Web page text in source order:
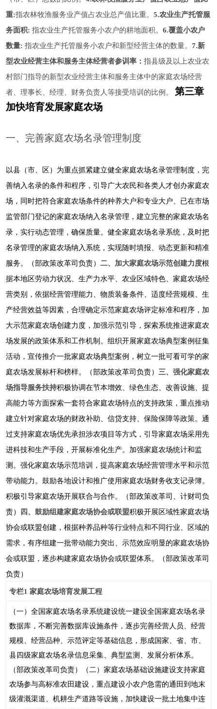
重:指农林牧渔服务业产值占农业总产值比重。 5.农业生产托管服
务面积: 指农业生产托管服务小农户的耕地面积。 6.覆盖小农户
数量: 指农业生产托管服务小农户和新型经营主体的数量。 7.新
型农业经营主体和服务主体经营者参训率： 指县级及以上农业农
村部门指导的新型农业经营主体和服务主体中的家庭农场经营
者、理事长、经理、财务负责人等接受培训的比例。
第三章
加快培育发展家庭农场
一、完善家庭农场名录管理制度
以县（市、区）为重点抓紧建立健全家庭农场名录管理制度，完
善纳入名录的条件和程序，引导广大农民和各类人才创办家庭农
场，同时把符合家庭农场条件的种养大户和专业大户、已在市场
监管部门登记的家庭农场纳入名录管理，建立完整的家庭农场名
录，实行动态管理，确保质量。健全家庭农场名录系统，及时把
名录管理的家庭农场纳入系统，实现随时填报、动态更新和精准
服务。（部政策改革司负责） 二、加大家庭农场示范创建力度根
据本地区劳动力状况、生产力水平、农业区域特色、家庭农场经
营类别，依据经营管理能力、物质装备条件、适度经营规模、生
产经营效益等因素，合理确定示范家庭农场评定标准和程序，加
大示范家庭农场创建力度，加强示范引导，探索系统推进家庭农
场发展的政策体系和工作机制。组织开展家庭农场典型案例征集
活动，宣传推介一批家庭农场典型案例，树立一批可看可学的家
庭农场发展标杆和榜样。（部政策改革司负责） 三、强化家庭农
场指导服务扶持积极协调在节本增效、绿色生态、改善设施、提
高能力等方面探索一套符合家庭农场特点的支持政策，重点推动
建立针对家庭农场的财政补助、信贷支持、保险保障等政策。通
过支持家庭农场优先承担涉农项目等方式，引导家庭农场采用先
进科技和生产手段，开展标准化生产。加强家庭农场统计和监
测。强化家庭农场示范培训，提高家庭农场经营管理水平和示范
带动能力。鼓励各地设计和推广使用家庭农场财务收支记录簿。
积极引导家庭农场开展联合与合作。（部政策改革司、计财司负
责）
四、鼓励组建家庭农场协会或联盟积极开展区域性家庭农场
协会或联盟创建，根据种养品种等行业特点和不同行业、区域的
需求，有序组建一批带动能力突出、示范效应明显的家庭农场协
会或联盟，逐步构建家庭农场协会或联盟体系。（部政策改革司
负责）
专栏1 家庭农场培育发展工程
（一）全国家庭农场名录系统建设统一建设全国家庭农场名录
数据库，不断完善数据库设施条件，逐步完善经营人员、经营
规模、经营品种、示范评定等基础信息，形成国家、省、市、
县四级家庭农场名录信息采集、典型监测、发展分析体系。
（部政策改革司负责）
（二）家庭农场基础设施建设支持家庭
农场参与高标准农田建设，重点建设小农户急需的通田到地末
级灌溉渠道、机耕生产道路等设施，加快建设一批土地集中连